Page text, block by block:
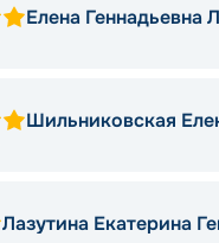
Елена Геннадьевна
Шильниковская
Лазутина Екатерина